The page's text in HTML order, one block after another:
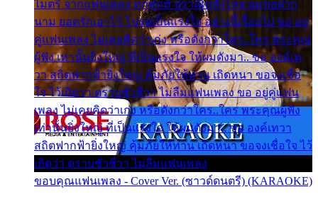
ไมตรี จากแฟนเพลง ทุกทุกที่ ปราณีหลั่งไหล ผมขอฝาก
นาม ยอดรักเอาไว้ โปรดเป็นแรงใจ อย่างนี้เรื่อยไป ขอ อยู่
คู่แฟนเพลง ไม่เคยคิดว่าเก่ง หรือดังกว่าใคร..ใคร พระคุณ
ผู้ฟัง เท่านั้นยิ่งใหญ่ ที่เป็นแรงใจ ให้ผมดังมา.. ขอ องค์เท
วา สถิตฟากฟ้ายิ่งใหญ่ คุ้มภัยให้ท่าน เถิดหนา ขอจงเชื่อ
ใจ ไว้เถิดว่า ตราบชั่วชีวา ไม่ลืมแฟนเพลง ขอ อยู่คู่แฟน
เพลง ไม่เคยคิดว่าเก่ง หรือดังกว่าใคร..ใคร พระคุณผู้ฟัง
เท่านั้นยิ่งใหญ่ ที่เป็นแรงใจ ให้ผมดังมา.. ขอ องค์เทวา
สถิตฟากฟ้ายิ่งใหญ่ คุ้มภัยให้ท่าน เถิดหนา ขอจงเชื่อใจ ไว้
เถิดว่า ตราบชั่วชีวา ไม่ลืมแฟนเพลง
ขอบคุณแฟนเพลง - Cover Ver. (ซาวด์ดนตรี) (KARAOKE)